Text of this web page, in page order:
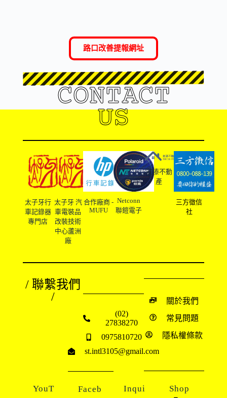
路口改善提報網址
CONTACT
US
太子牙行
車記錄器
專門店
太子牙 汽
車電裝品
改裝技術
中心蘆洲
廠
合作廠商 -
MUFU
Netconn
聯鎧電子
友溙不動
產
三方徵信
社
/ 聯繫我們
/
(02)
27838270
0975810720
st.intl3105@gmail.com
關於我們
常見問題
隱私權條款
YouT Faceb Inqui Shop